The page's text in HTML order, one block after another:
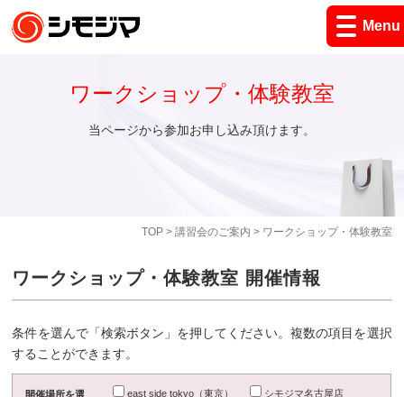
Menu
TOP> 講習会のご案内 > ワークショップ・体験教室
ワークショップ・体験教室
当ページから参加お申し込み頂けます。
ワークショップ・体験教室 開催情報
条件を選んで「検索ボタン」を押してください。複数の項目を選択
することができます。
開催場所を選
east side tokyo（東京）
シモジマ名古屋店